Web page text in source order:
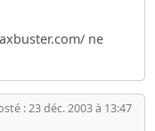
ne
: 23 déc. 2003 à 13:47